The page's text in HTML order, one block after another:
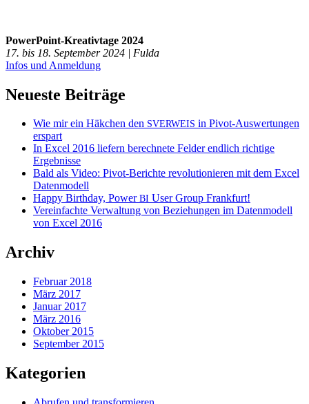
PowerPoint-Kreativtage 2024
17. bis 18. September 2024 | Fulda
Infos und Anmeldung
Neueste Beiträge
Wie mir ein Häkchen den SVERWEIS in Pivot-Auswertungen
erspart
In Excel 2016 liefern berechnete Felder endlich richtige
Ergebnisse
Bald als Video: Pivot-Berichte revolutionieren mit dem Excel
Datenmodell
Happy Birthday, PowerBI User Group Frankfurt!
Vereinfachte Verwaltung von Beziehungen im Datenmodell
von Excel 2016
Archiv
Februar 2018
März 2017
Januar 2017
März 2016
Oktober 2015
September 2015
Kategorien